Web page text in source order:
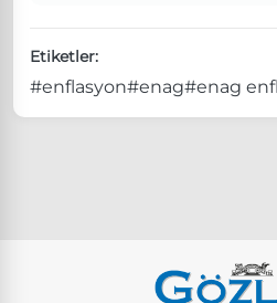
Etiketler:
#enflasyon#enag#enag